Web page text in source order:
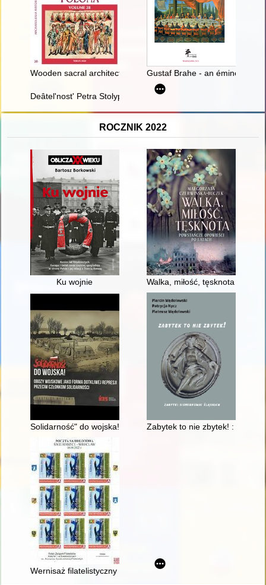
Wooden sacral architecture in Greater Poland : an
Gustaf Brahe - an éminence
Deâtel'nost' Petra Stolypina v severo-zapadnyh guberniâh
ROCZNIK 2022
Ku wojnie Walka, miłość, tęsknota :
Solidarność" do wojska! : obozy wojskowe jako forma
Zabytek to nie zbytek! : zabytki
Wernisaż filatelistyczny : poczta samolotowa : informator